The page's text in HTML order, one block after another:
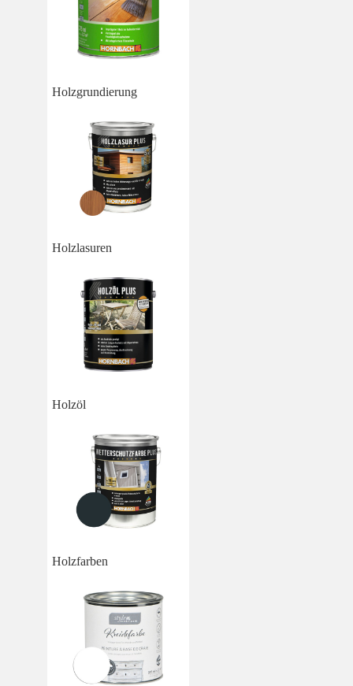
Holzgrundierung
Holzlasuren
Holzöl
Holzfarben